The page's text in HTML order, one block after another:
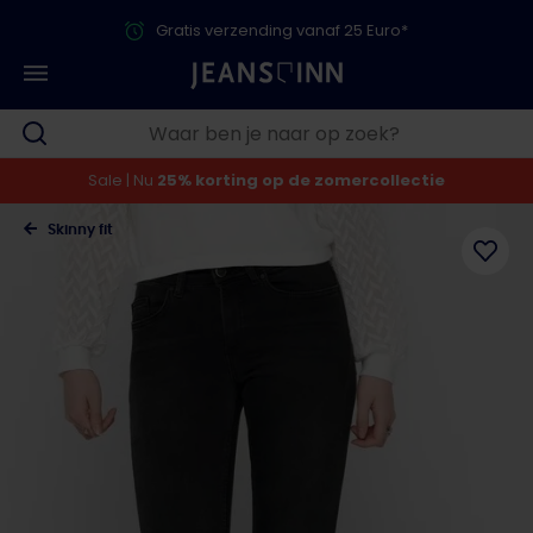
Gratis verzending vanaf 25 Euro*
Sale | Nu 25% korting op de zomercollectie
Skinny fit